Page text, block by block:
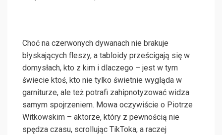
Choć na czerwonych dywanach nie brakuje
błyskających fleszy, a tabloidy prześcigają się w
domysłach, kto z kim i dlaczego – jest w tym
świecie ktoś, kto nie tylko świetnie wygląda w
garniturze, ale też potrafi zahipnotyzować widza
samym spojrzeniem. Mowa oczywiście o Piotrze
Witkowskim – aktorze, który z pewnością nie
spędza czasu, scrollując TikToka, a raczej